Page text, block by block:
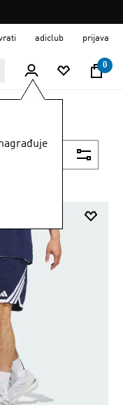
adiclub prijava
0